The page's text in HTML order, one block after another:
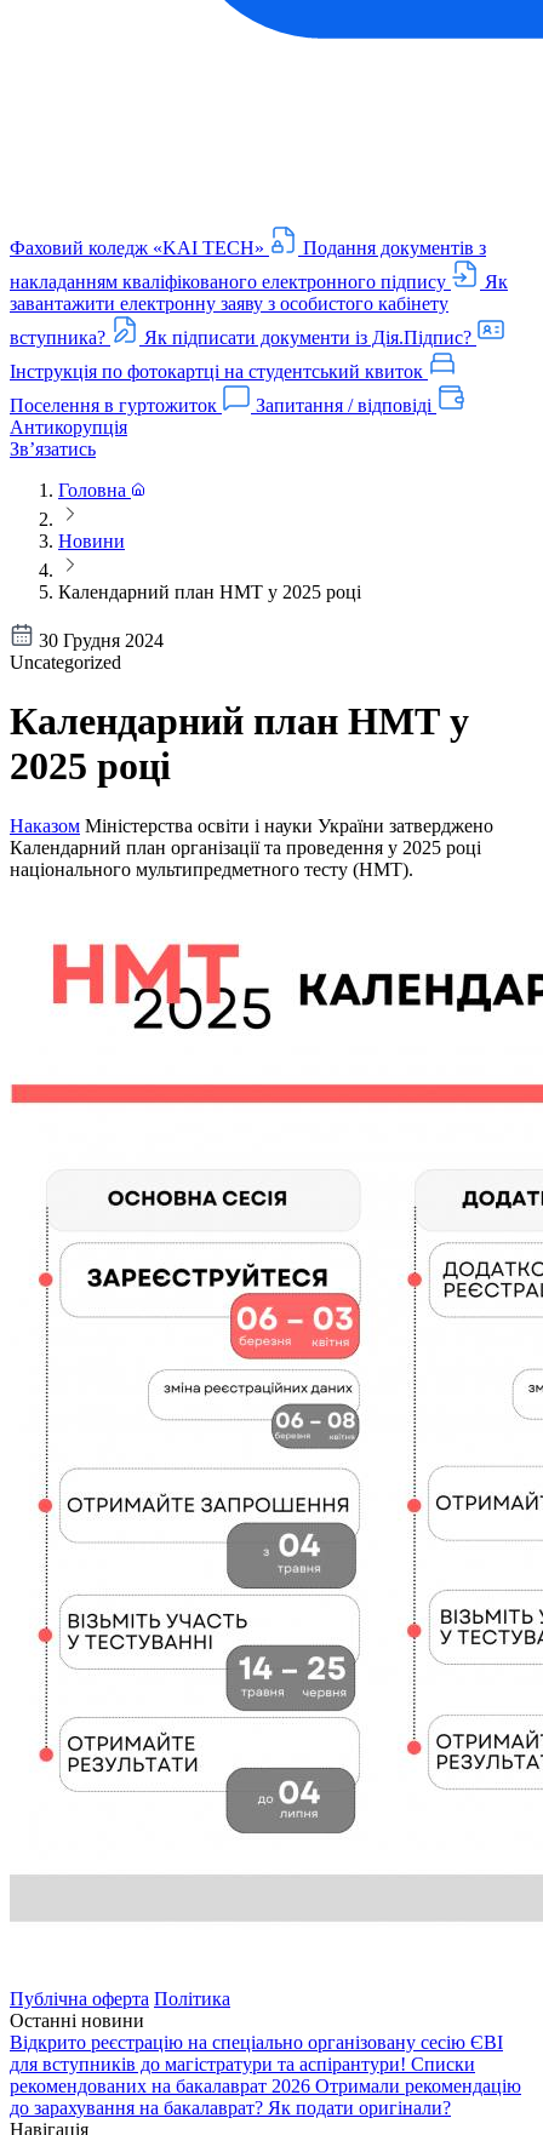
Фаховий коледж «KAI TECH»
Подання документів з
накладанням кваліфікованого електронного підпису
Як
завантажити електронну заяву з особистого кабінету
вступника?
Як підписати документи із Дія.Підпис?
Інструкція по фотокартці на студентський квиток
Поселення в гуртожиток
Запитання / відповіді
Антикорупція
Звʼязатись
Головна
Новини
Календарний план НМТ у 2025 році
30 Грудня 2024
Uncategorized
Календарний план НМТ у
2025 році
Наказом Міністерства освіти і науки України затверджено
Календарний план організації та проведення у 2025 році
національного мультипредметного тесту (НМТ).
Публічна оферта Політика
Останні новини
Відкрито реєстрацію на спеціально організовану сесію ЄВІ
для вступників до магістратури та аспірантури! Списки
рекомендованих на бакалаврат 2026 Отримали рекомендацію
до зарахування на бакалаврат? Як подати оригінали?
Навігація